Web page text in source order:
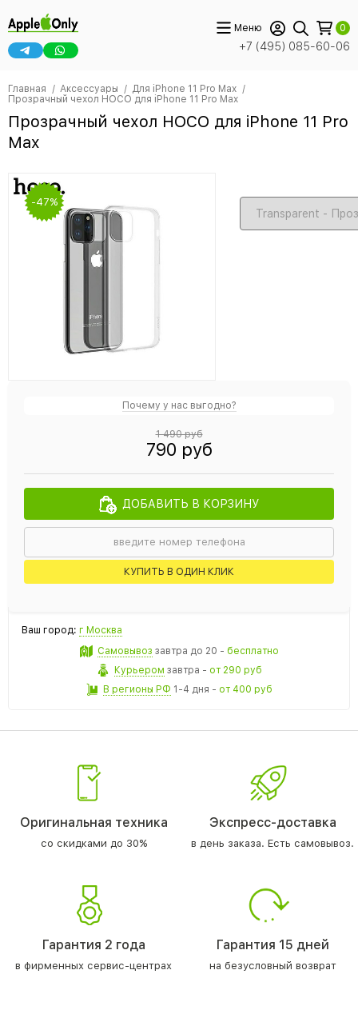
+7 (495) 085-60-06
Меню 0
Главная Аксессуары
Для iPhone 11 Pro Max
Прозрачный чехол HOCO для iPhone 11 Pro Max
Прозрачный чехол HOCO для iPhone 11 Pro
Max
-47%
Почему у нас выгодно?
1 490 руб
790 руб
ДОБАВИТЬ В КОРЗИНУ
КУПИТЬ В ОДИН КЛИК
Ваш город: г Москва
Самовывоз завтра до 20 - бесплатно
Курьером завтра - от 290 руб
В регионы РФ 1-4 дня - от 400 руб
Оригинальная техника
со скидками до 30%
Экспресс-доставка
в день заказа. Есть самовывоз.
Гарантия 2 года
в фирменных сервис-центрах
Гарантия 15 дней
на безусловный возврат